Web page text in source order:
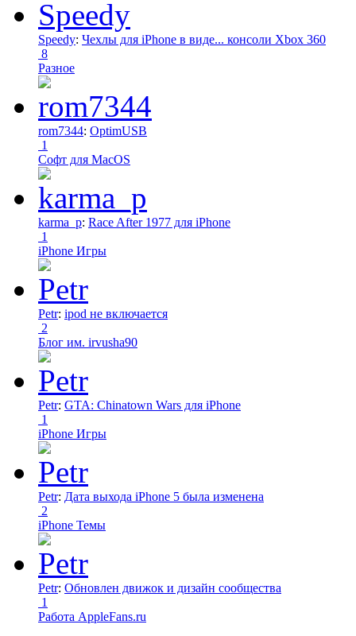
Speedy: Чехлы для iPhone в виде... консоли Xbox 360
8
Разное
rom7344: OptimUSB
1
Софт для MacOS
karma_p: Race After 1977 для iPhone
1
iPhone Игры
Petr: ipod не включается
2
Блог им. irvusha90
Petr: GTA: Chinatown Wars для iPhone
1
iPhone Игры
Petr: Дата выхода iPhone 5 была изменена
2
iPhone Темы
Petr: Обновлен движок и дизайн сообщества
1
Работа AppleFans.ru